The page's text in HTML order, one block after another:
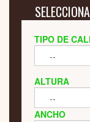
TIPO DE
ALTURA
ANCHO